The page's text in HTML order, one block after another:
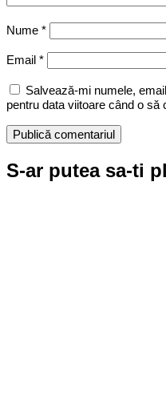
Nume *
Email *
Salvează-mi numele,
pentru data viitoare când o să
S-ar putea sa-ti